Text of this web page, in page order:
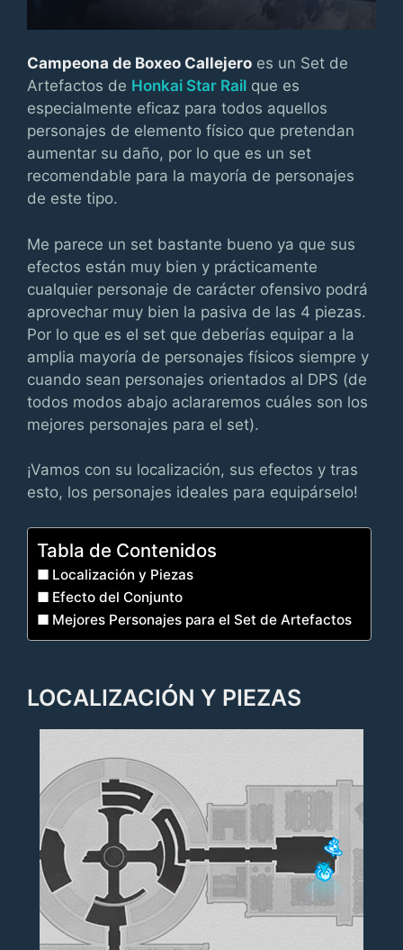
Campeona de Boxeo Callejero es un Set de
Artefactos de Honkai Star Rail que es
especialmente eficaz para todos aquellos
personajes de elemento físico que pretendan
aumentar su daño, por lo que es un set
recomendable para la mayoría de personajes
de este tipo.
Me parece un set bastante bueno ya que sus
efectos están muy bien y prácticamente
cualquier personaje de carácter ofensivo podrá
aprovechar muy bien la pasiva de las 4 piezas.
Por lo que es el set que deberías equipar a la
amplia mayoría de personajes físicos siempre y
cuando sean personajes orientados al DPS (de
todos modos abajo aclararemos cuáles son los
mejores personajes para el set).
¡Vamos con su localización, sus efectos y tras
esto, los personajes ideales para equipárselo!
Tabla de Contenidos
Localización y Piezas
Efecto del Conjunto
Mejores Personajes para el Set de Artefactos
LOCALIZACIÓN Y PIEZAS